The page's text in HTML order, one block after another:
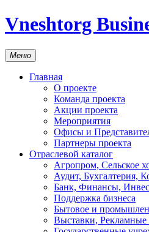
Vneshtorg
Меню
Главная
О проекте
Команда проекта
Акции проекта
Мероприятия
Офисы и
Партнеры проекта
Отраслевой каталог
Агропром, Сельское
Аудит, Бухгалтерия,
Банк, Финансы,
Поддержка бизнеса
Бытовое и
Выставки, Рекламные